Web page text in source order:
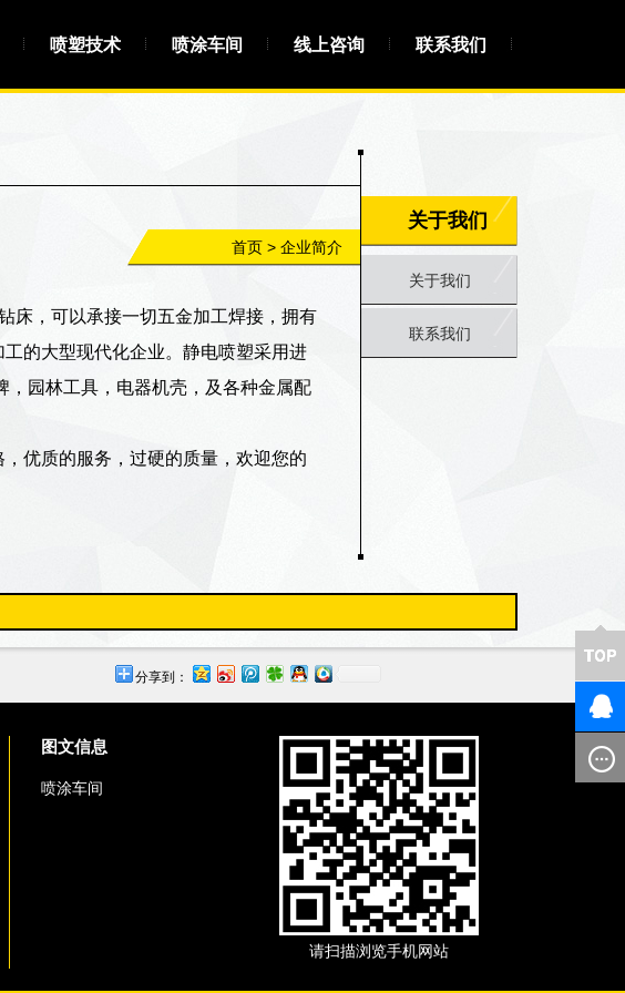
喷塑技术 喷涂车间 线上咨询 联系我们
首页 > 企业简介
床，可以承接一切五金加工焊接，拥有
的大型现代化企业。静电喷塑采用进
，园林工具，电器机壳，及各种金属配
优质的服务，过硬的质量，欢迎您的
关于我们
关于我们
联系我们
分享到：
图文信息
喷涂车间
请扫描浏览手机网站